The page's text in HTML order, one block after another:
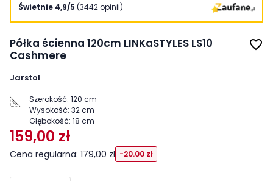
Świetnie 4,9/5 (3442 opinii)
Półka ścienna 120cm LINKaSTYLES LS10
Cashmere
favorite_border
Jarstol
Szerokość: 120 cm
Wysokość: 32 cm
Głębokość: 18 cm
159,00 zł
Cena regularna: 179,00 zł -20.00 zł